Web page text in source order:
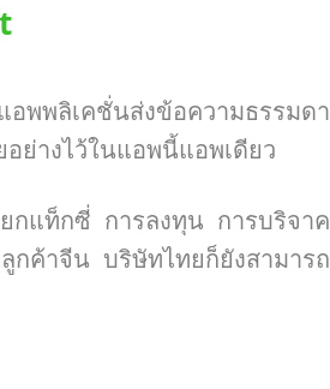
พพลิเคชั่นส่งข้อความธรรมดา
ย่างไว้ในแอพนี้แอพเดียว
ยกแท็กซี่ การลงทุน การบริจาค
ค้าจีน บริษัทไทยก็ยังสามารถ